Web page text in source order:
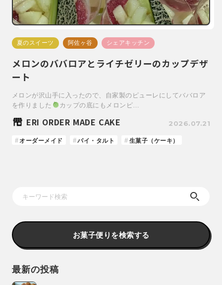
夏のスイーツ 阿佐ヶ谷 シェアキッチン
メロンのババロアとライチゼリーのカップデザ
ート
メロンが沢山手に入ったので、自家製のピューレにしてババロア
を作りました
カップの底にもメロンピ…
ERI ORDER MADE CAKE 2026.07.21
オーダーメイド パイ・タルト 生菓子（ケーキ）
お菓子便りを検索する
最新の投稿